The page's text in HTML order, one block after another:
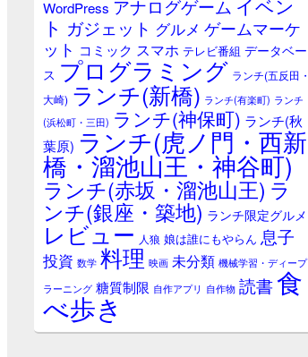
トWordPress アナログゲーム イベン
ト ガジェット グルメ ゲームマーケ
ット コミック スマホ テレビ番組 データベー
ス プログラミング ランチ(五反田・
大崎) ランチ(新橋) ランチ(有楽町) ランチ
(浜松町・三田) ランチ(神保町) ランチ(秋
葉原) ランチ(虎ノ門・西新
橋・溜池山王・神谷町)
ランチ(赤坂・溜池山王) ラ
ンチ(銀座・築地) ランチ限定グルメ
レビュー 人狼 娘は誰にもやらん 息子
投資 数学 料理 映画 未分類 機械学習・ディープ
ラーニング 糖質制限 自作アプリ 自作物 読書食
べ歩き